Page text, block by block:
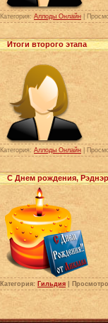
Категория: Аллоды Онлайн |
Итоги второго этапа
Категория: Аллоды Онлайн |
С Днем рождения,
Категория: Гильдия |